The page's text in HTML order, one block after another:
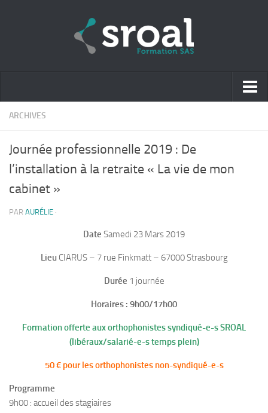
Accueil
Formations 2025
Journées à thèmes
Infos pratiques – accessibilité
Qui sommes-nous ?
Réglement Intérieur
ARCHIVES
Journée professionnelle 2019 : De
l’installation à la retraite « La vie de mon
cabinet »
PAR AURÉLIE ·
Date Samedi 23 Mars 2019
Lieu CIARUS – 7 rue Finkmatt – 67000 Strasbourg
Durée 1 journée
Horaires : 9h00/17h00
Formation offerte aux orthophonistes syndiqué-e-s SROAL
(libéraux/salarié-e-s temps plein)
50 € pour les orthophonistes non-syndiqué-e-s
Programme
9h00 : accueil des stagiaires